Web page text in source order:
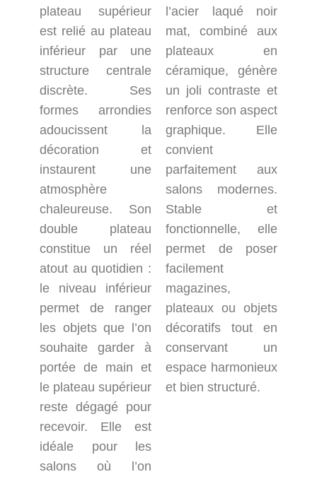
plateau supérieur
est relié au plateau
inférieur par une
structure centrale
discrète. Ses
formes arrondies
adoucissent la
décoration et
instaurent une
atmosphère
chaleureuse. Son
double plateau
constitue un réel
atout au quotidien :
le niveau inférieur
permet de ranger
les objets que l’on
souhaite garder à
portée de main et
le plateau supérieur
reste dégagé pour
recevoir. Elle est
idéale pour les
salons où l’on
l’acier laqué noir
mat, combiné aux
plateaux en
céramique, génère
un joli contraste et
renforce son aspect
graphique. Elle
convient
parfaitement aux
salons modernes.
Stable et
fonctionnelle, elle
permet de poser
facilement
magazines,
plateaux ou objets
décoratifs tout en
conservant un
espace harmonieux
et bien structuré.